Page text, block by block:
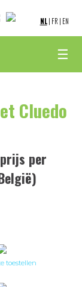
NL| FR | EN
☰
Cluedo
per
toestellen